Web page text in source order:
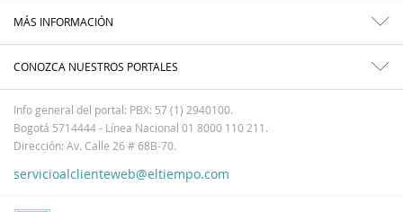
MÁS INFORMACIÓN
CONOZCA NUESTROS PORTALES
Info general del portal: PBX: 57 (1) 2940100.
Bogotá 5714444 - Línea Nacional 01 8000 110 211.
Dirección: Av. Calle 26 # 68B-70.
servicioalclienteweb@eltiempo.com